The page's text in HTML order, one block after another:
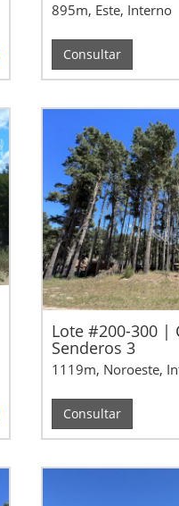
895m, Este, Interno
Consultar
Lote #200-300 |
Senderos 3
1119m, Noroeste,
Consultar